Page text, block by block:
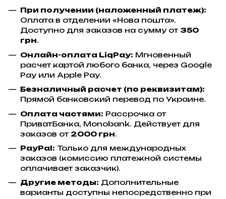
При получении (наложенный платеж):
Оплата в отделении «Нова пошта».
Доступно для заказов на сумму от 350
грн.
Онлайн-оплата LiqPay: Мгновенный
расчет картой любого банка, через Google
Pay или Apple Pay.
Безналичный расчет (по реквизитам):
Прямой банковский перевод по Украине.
Оплата частями: Рассрочка от
ПриватБанка, Monobank. Действует для
заказов от 2000 грн.
PayPal: Только для международных
заказов (комиссию платежной системы
оплачивает заказчик).
Другие методы: Дополнительные
варианты доступны непосредственно при